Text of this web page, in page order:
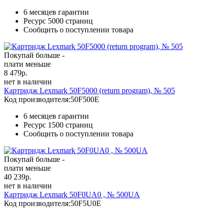
6 месяцев гарантии
Ресурс 5000 страниц
Сообщить о поступлении товара
Покупай больше -
плати меньше
8 479р.
нет в наличии
Картридж Lexmark 50F5000 (return program), № 505
Код производителя:50F500E
6 месяцев гарантии
Ресурс 1500 страниц
Сообщить о поступлении товара
Покупай больше -
плати меньше
40 239р.
нет в наличии
Картридж Lexmark 50F0UA0 , № 500UA
Код производителя:50F5U0E